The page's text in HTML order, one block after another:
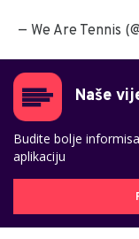
— We Are Tennis
Naše
Budite bolje
aplikaciju